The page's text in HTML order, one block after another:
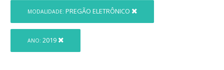
MODALIDADE: PREGÃO ELETRÔNICO
ANO: 2019